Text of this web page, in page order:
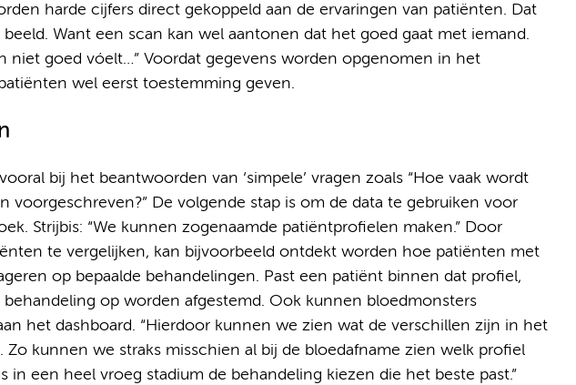
harde cijfers direct gekoppeld aan de ervaringen van patiënten. Dat
Want een scan kan wel aantonen dat het goed gaat met iemand.
niet goed vóelt…” Voordat gegevens worden opgenomen in het
wel eerst toestemming geven.
bij het beantwoorden van ‘simpele’ vragen zoals “Hoe vaak wordt
voorgeschreven?” De volgende stap is om de data te gebruiken voor
Strijbis: “We kunnen zogenaamde patiëntprofielen maken.” Door
te vergelijken, kan bijvoorbeeld ontdekt worden hoe patiënten met
op bepaalde behandelingen. Past een patiënt binnen dat profiel,
behandeling op worden afgestemd. Ook kunnen bloedmonsters
het dashboard. “Hierdoor kunnen we zien wat de verschillen zijn in het
Zo kunnen we straks misschien al bij de bloedafname zien welk profiel
in een heel vroeg stadium de behandeling kiezen die het beste past.”